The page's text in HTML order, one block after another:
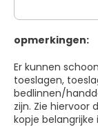
opmerkingen:
Er kunnen
toeslagen,
bedlinnen/
zijn. Zie
kopje